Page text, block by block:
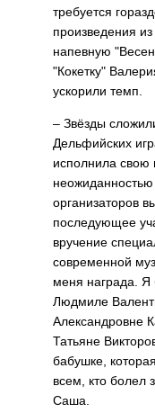
требуется
произведения
напевную
"Кокетку"
ускорили темп.
– Звёзды
Дельфийских
исполнила свою
организаторов
последующее
вручение
современной
меня награда. Я
Люд­миле
Александровне
Татьяне
бабушке,
всем, кто болел
Саша.